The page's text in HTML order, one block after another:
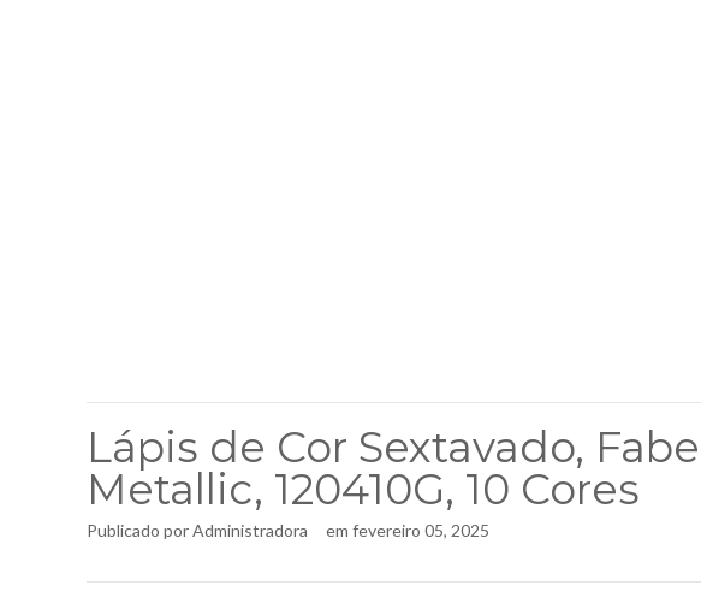
Lápis de Cor Sextavado,
Metallic, 120410G, 10 Cores
Publicado porAdministradora em fevereiro 05, 2025